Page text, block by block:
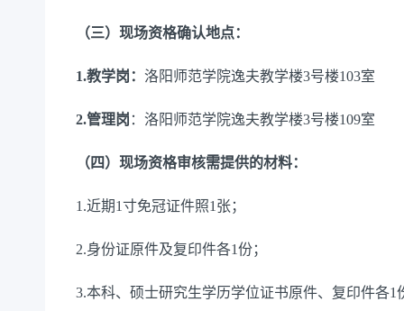
（三） 现场资格确认地点：
1.教学岗 ： 洛阳师范学院逸夫教学楼3号楼103室
2.管理岗 ： 洛阳师范学院逸夫教学楼3号楼109室
（ 四） 现场资格审核需提供的材料：
1.近期1寸免冠证件照1 张；
2.身份证原件及复印件各1份；
3.本科、硕士研究生学历学位证书原件、复印件各1